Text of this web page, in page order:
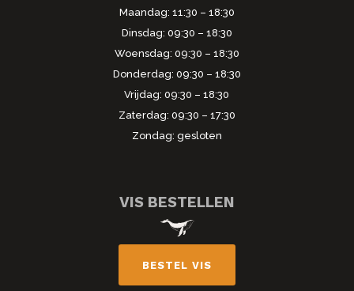
Maandag: 11:30 – 18:30
Dinsdag: 09:30 – 18:30
Woensdag: 09:30 – 18:30
Donderdag: 09:30 – 18:30
Vrijdag: 09:30 – 18:30
Zaterdag: 09:30 – 17:30
Zondag: gesloten
VIS BESTELLEN
BESTEL VIS